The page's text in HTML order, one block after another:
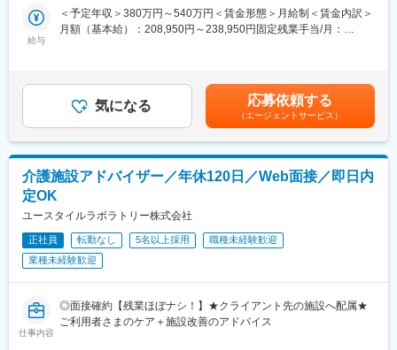
医・クリニック中心）の割合。
関係構築型の営業で事務局長、医師、看護師長が相手となりま
■商材について
「酸素を送る機械」「睡眠時に呼吸をサポートする機械」「在宅
※ほとんどがレンタルでのご提案です。担当する医療機関は30～
50件ほど。
です。
■契約締結からフォローまでの流れ
病院契約受注→見積・契約書作成→指示書→患者宅へ→機械の設
【担当エリア】
大分市エリア周辺
給与
＜予定年収＞380万円～540万円＜賃金形態＞月給制＜賃金内訳＞
月額（基本給）：208,950円～238,950円固定残業手当/月：
験・年齢、能力等を考慮の上、当社規定により決定致します。■賞
与：年2回（7月・12月）※過去実績5.6ヶ月分賃金はあくまでも目
安の金額であり、選考を通じて上下する可能性があります。月給
(月額)は固定手当を含めた表記です。
気になる 応募依頼する
（エージェントサービス）
介護施設アドバイザー／年休120日／Web面接／即日内
定OK
ユースタイルラボラトリー株式会社
正社員 転勤なし 5名以上採用
職種未経験歓迎
業種未経験歓迎
仕事内容
◎面接確約【残業ほぼナシ！】★クライアント先の施設へ配属★
ご利用者さまのケア＋施設改善のアドバイス